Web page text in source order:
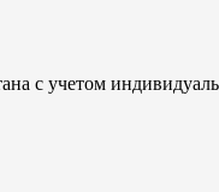
с учетом